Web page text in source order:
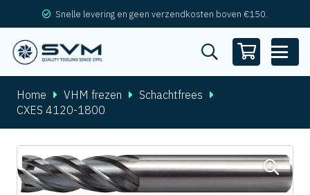
Snelle levering en geen verzendkosten boven €150.
Home VHM frezen
Schachtfrees
CXES 4120-1800